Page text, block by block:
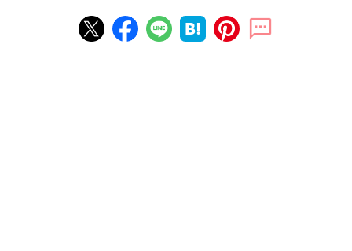
10秒で完売！人気のモコモコアウター